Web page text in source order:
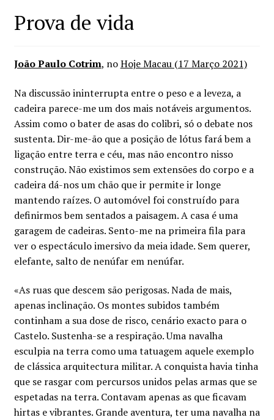
Prova de vida
João Paulo Cotrim, noHoje Macau (17 Março 2021)
Na discussão ininterrupta entre o peso e a leveza, a
cadeira parece-me um dos mais notáveis argumentos.
Assim como o bater de asas do colibri, só o debate nos
sustenta. Dir-me-ão que a posição de lótus fará bem a
ligação entre terra e céu, mas não encontro nisso
construção. Não existimos sem extensões do corpo e a
cadeira dá-nos um chão que ir permite ir longe
mantendo raízes. O automóvel foi construído para
definirmos bem sentados a paisagem. A casa é uma
garagem de cadeiras. Sento-me na primeira fila para
ver o espectáculo imersivo da meia idade. Sem querer,
elefante, salto de nenúfar em nenúfar.
«As ruas que descem são perigosas. Nada de mais,
apenas inclinação. Os montes subidos também
continham a sua dose de risco, cenário exacto para o
Castelo. Sustenha-se a respiração. Uma navalha
esculpia na terra como uma tatuagem aquele exemplo
de clássica arquitectura militar. A conquista havia tinha
que se rasgar com percursos unidos pelas armas que se
espetadas na terra. Contavam apenas as que ficavam
hirtas e vibrantes. Grande aventura, ter uma navalha na